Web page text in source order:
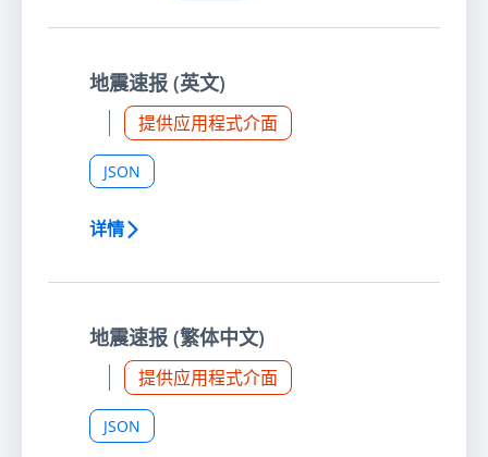
地震速报 (英文)
提供应用程式介面
JSON
详情
地震速报 (繁体中文)
提供应用程式介面
JSON